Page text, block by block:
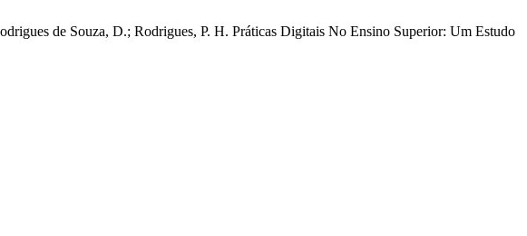
de Souza, D.; Rodrigues, P. H. Práticas Digitais No Ensino Superior: Um Estudo